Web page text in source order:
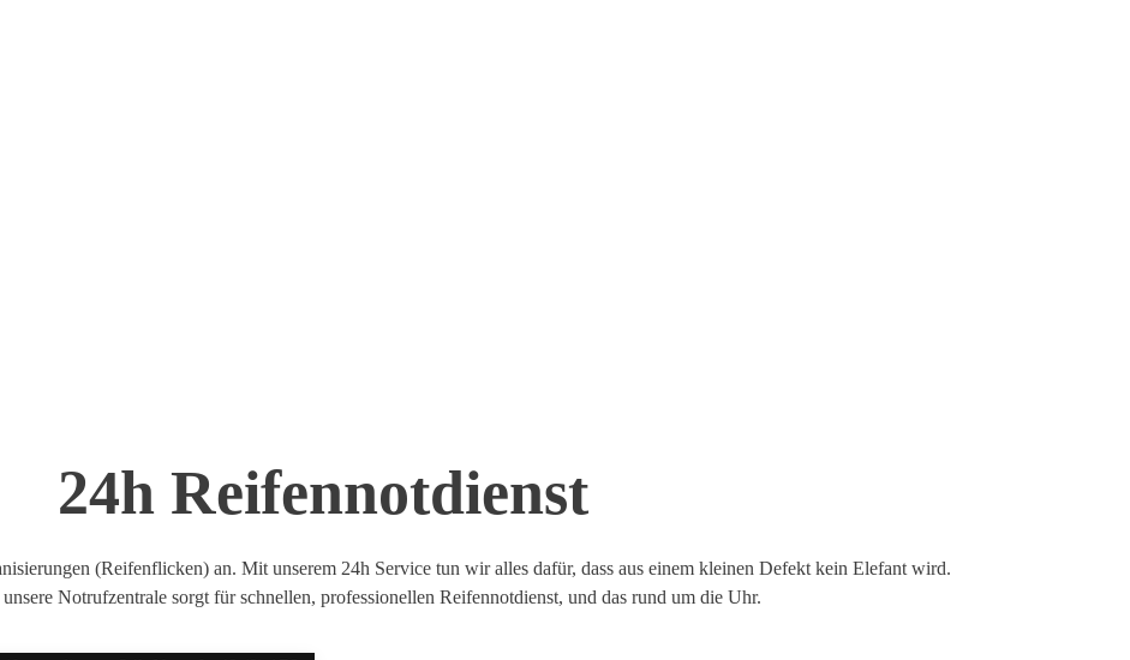
24h Reifennotdienst
(Reifenflicken) an. Mit unserem 24h Service tun wir alles dafür, dass aus einem kleinen Defekt kein Elefant wird.
Notrufzentrale sorgt für schnellen, professionellen Reifennotdienst, und das rund um die Uhr.